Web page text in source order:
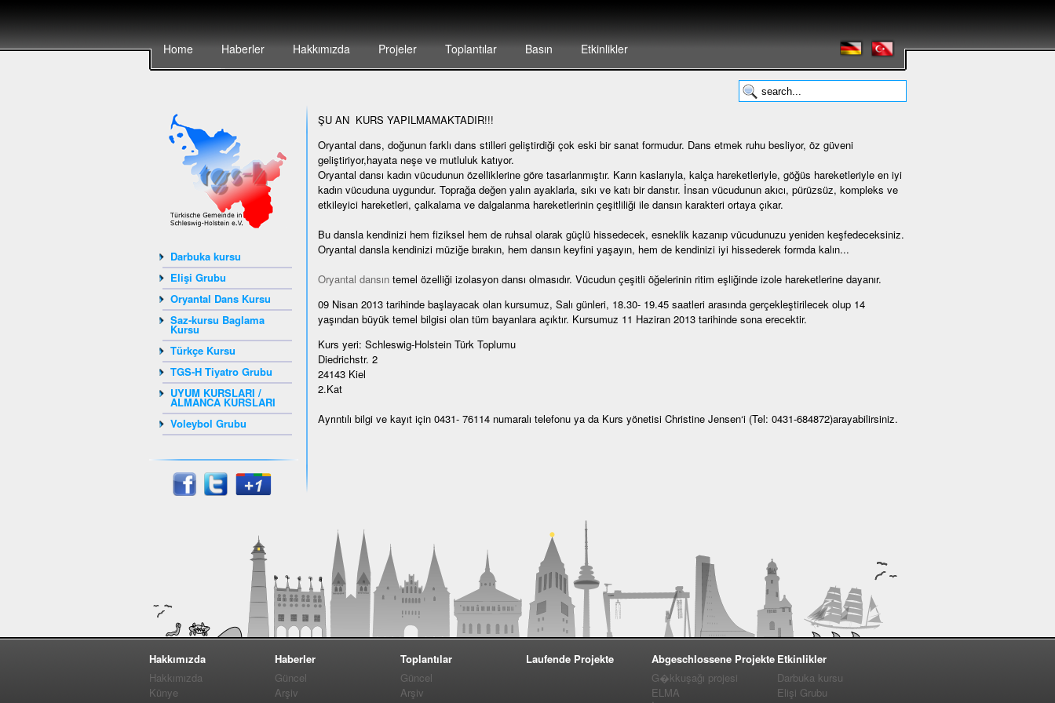
Home Haberler Hakkımızda Projeler Toplantılar Basın Etkinlikler
Darbuka kursu
Elişi Grubu
Oryantal Dans Kursu
Saz-kursu Baglama
Kursu
Türkçe Kursu
TGS-H Tiyatro Grubu
UYUM KURSLARI /
ALMANCA KURSLARI
Voleybol Grubu
ŞU AN KURS YAPILMAMAKTADIR!!!
Oryantal dans, doğunun farklı dans stilleri geliştirdiği çok eski bir sanat formudur. Dans etmek ruhu besliyor, öz güveni
geliştiriyor,hayata neşe ve mutluluk katıyor.
Oryantal dansı kadın vücudunun özelliklerine göre tasarlanmıştır. Karın kaslarıyla, kalça hareketleriyle, göğüs hareketleriyle en iyi
kadın vücuduna uygundur. Toprağa değen yalın ayaklarla, sıkı ve katı bir danstır. İnsan vücudunun akıcı, pürüzsüz, kompleks ve
etkileyici hareketleri, çalkalama ve dalgalanma hareketlerinin çeşitliliği ile dansın karakteri ortaya çıkar.
Bu dansla kendinizi hem fiziksel hem de ruhsal olarak güçlü hissedecek, esneklik kazanıp vücudunuzu yeniden keşfedeceksiniz.
Oryantal dansla kendinizi müziğe bırakın, hem dansın keyfini yaşayın, hem de kendinizi iyi hissederek formda kalın...
Oryantal dansıntemel özelliği izolasyon dansı olmasıdır. Vücudun çeşitli öğelerinin ritim eşliğinde izole hareketlerine dayanır.
09 Nisan 2013 tarihinde başlayacak olan kursumuz, Salı günleri, 18.30- 19.45 saatleri arasında gerçekleştirilecek olup 14
yaşından büyük temel bilgisi olan tüm bayanlara açıktır. Kursumuz 11 Haziran 2013 tarihinde sona erecektir.
Kurs yeri: Schleswig-Holstein Türk Toplumu
Diedrichstr. 2
24143 Kiel
2.Kat
Ayrıntılı bilgi ve kayıt için 0431- 76114 numaralı telefonu ya da Kurs yönetisi Christine Jensen‘i (Tel: 0431-684872)arayabilirsiniz.
Hakkımızda
Hakkımızda
Künye
Haberler
Güncel
Arşiv
Toplantılar
Güncel
Arşiv
Laufende Projekte
Abgeschlossene Projekte
G�kkuşağı projesi
ELMA
Etkinlikler
Darbuka kursu
Elişi Grubu